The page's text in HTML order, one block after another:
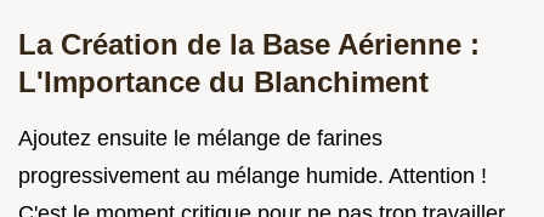
La Création de la Base Aérienne :
L'Importance du Blanchiment
Ajoutez ensuite le mélange de farines
progressivement au mélange humide. Attention !